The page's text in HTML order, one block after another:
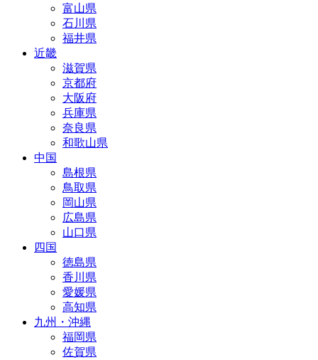
富山県
石川県
福井県
近畿
滋賀県
京都府
大阪府
兵庫県
奈良県
和歌山県
中国
島根県
鳥取県
岡山県
広島県
山口県
四国
徳島県
香川県
愛媛県
高知県
九州・沖縄
福岡県
佐賀県